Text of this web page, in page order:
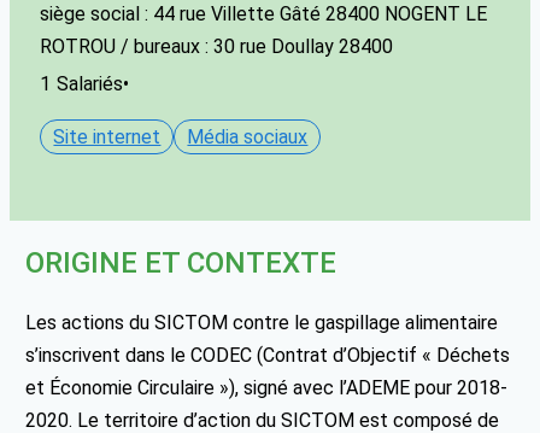
siège social : 44 rue Villette Gâté 28400 NOGENT LE
ROTROU / bureaux : 30 rue Doullay 28400
1 Salariés•
Site internet Média sociaux
ORIGINE ET CONTEXTE
Les actions du SICTOM contre le gaspillage alimentaire
s’inscrivent dans le CODEC (Contrat d’Objectif « Déchets
et Économie Circulaire »), signé avec l’ADEME pour 2018-
2020. Le territoire d’action du SICTOM est composé de